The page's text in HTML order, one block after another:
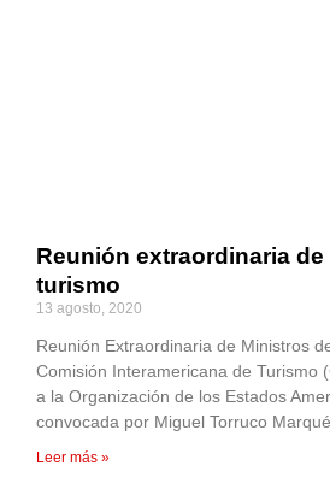
Reunión extraordinaria
turismo
13 agosto, 2020
Reunión Extraordinaria de Ministros
Comisión Interamericana de Turismo
a la Organización de los Estados
convocada por Miguel Torruco
Leer más »